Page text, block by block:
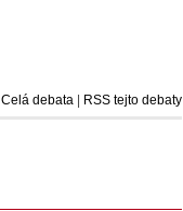
Celá debata RSS tejto debaty